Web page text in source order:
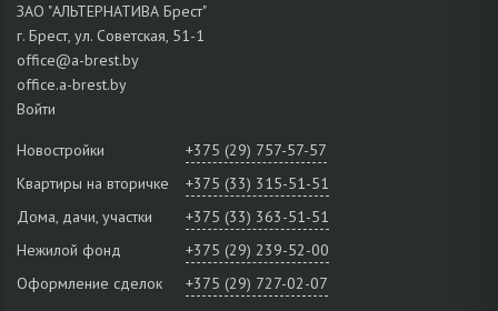
ЗАО "АЛЬТЕРНАТИВА Брест"
г. Брест, ул. Советская, 51-1
office@a-brest.by
office.a-brest.by
Войти
Новостройки
+375 (29) 757-57-57
Квартиры на вторичке
+375 (33) 315-51-51
Дома, дачи, участки
+375 (33) 363-51-51
Нежилой фонд
+375 (29) 239-52-00
Оформление сделок
+375 (29) 727-02-07